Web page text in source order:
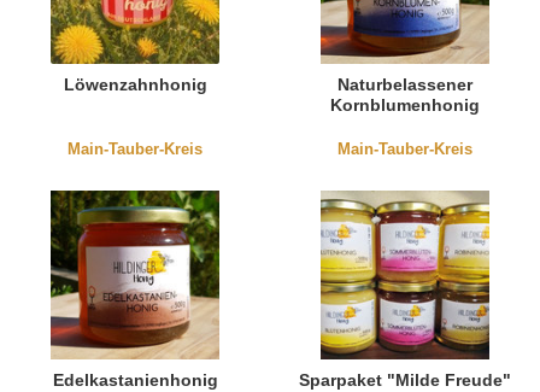
Löwenzahnhonig
Main-Tauber-Kreis
Naturbelassener
Kornblumenhonig
Main-Tauber-Kreis
Edelkastanienhonig Sparpaket "Milde Freude"